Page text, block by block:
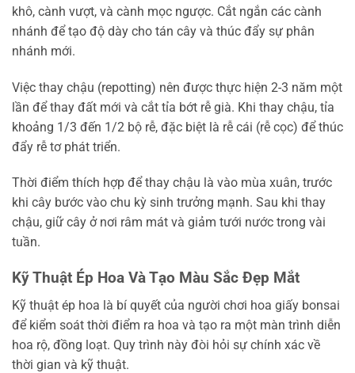
khô, cành vượt, và cành mọc ngược. Cắt ngắn các cành
nhánh để tạo độ dày cho tán cây và thúc đẩy sự phân
nhánh mới.
Việc thay chậu (repotting) nên được thực hiện 2-3 năm một
lần để thay đất mới và cắt tỉa bớt rễ già. Khi thay chậu, tỉa
khoảng 1/3 đến 1/2 bộ rễ, đặc biệt là rễ cái (rễ cọc) để thúc
đẩy rễ tơ phát triển.
Thời điểm thích hợp để thay chậu là vào mùa xuân, trước
khi cây bước vào chu kỳ sinh trưởng mạnh. Sau khi thay
chậu, giữ cây ở nơi râm mát và giảm tưới nước trong vài
tuần.
Kỹ Thuật Ép Hoa Và Tạo Màu Sắc Đẹp Mắt
Kỹ thuật ép hoa là bí quyết của người chơi hoa giấy bonsai
để kiểm soát thời điểm ra hoa và tạo ra một màn trình diễn
hoa rộ, đồng loạt. Quy trình này đòi hỏi sự chính xác về
thời gian và kỹ thuật.